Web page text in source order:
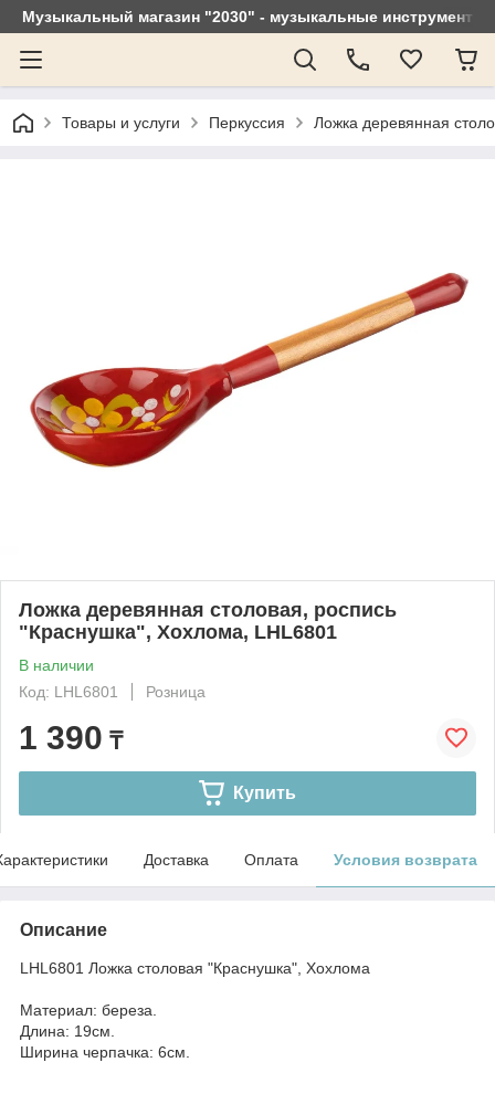
Музыкальный магазин "2030" - музыкальные
Товары и услуги Перкуссия Ложка деревянная
Ложка деревянная столовая, роспись
"Краснушка", Хохлома, LHL6801
В наличии
Код: LHL6801
Розница
1 390 ₸
Купить
Доставка Оплата Условия возврата
Описание
LHL6801 Ложка столовая "Краснушка", Хохлома
Материал: береза.
Длина: 19см.
Ширина черпачка: 6см.